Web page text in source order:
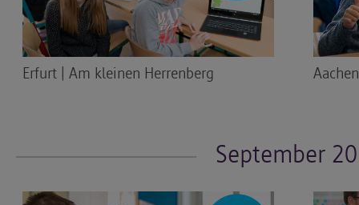
Erfurt | Am kleinen Herrenberg
September